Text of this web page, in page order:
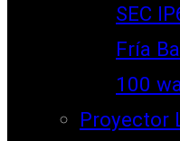
SEC
Fría
100
Proyector